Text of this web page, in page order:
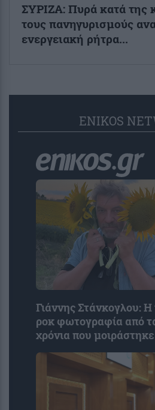
ΣΥΡΙΖΑ: Πυρά κατά της
τους πανηγυρισμούς
ενεργειακή ρήτρα...
ENIKOS
Γιάννης Στάνκογλου: Η
ροκ φωτογραφία από
χρόνια που